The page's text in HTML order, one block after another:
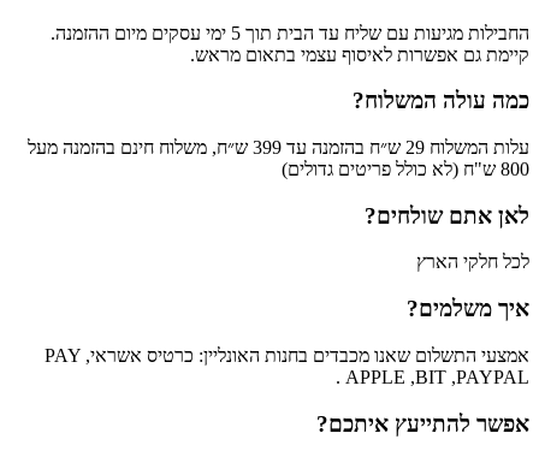
החבילות מגיעות עם שליח עד הבית תוך 5 ימי עסקים מיום ההזמנה.
קיימת גם אפשרות לאיסוף עצמי בתאום מראש.
כמה עולה המשלוח?
עלות המשלוח 29 ש״ח בהזמנה עד 399 ש״ח, משלוח חינם בהזמנה מעל
800 ש"ח (לא כולל פריטים גדולים)
לאן אתם שולחים?
לכל חלקי הארץ
איך משלמים?
אמצעי התשלום שאנו מכבדים בחנות האונליין: כרטיס אשראי, PAY
APPLE ,BIT ,PAYPAL .
אפשר להתייעץ איתכם?